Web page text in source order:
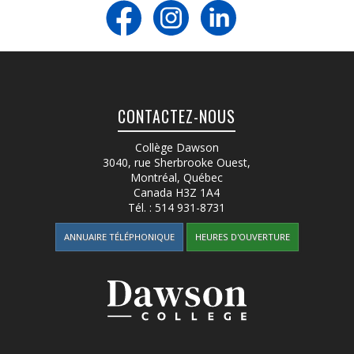
CONTACTEZ-NOUS
Collège Dawson
3040, rue Sherbrooke Ouest,
Montréal, Québec
Canada H3Z 1A4
Tél. :514 931-8731
ANNUAIRE TÉLÉPHONIQUE HEURES D'OUVERTURE
Contact
Informations
Liens
Menu principal
Qui vous êtes